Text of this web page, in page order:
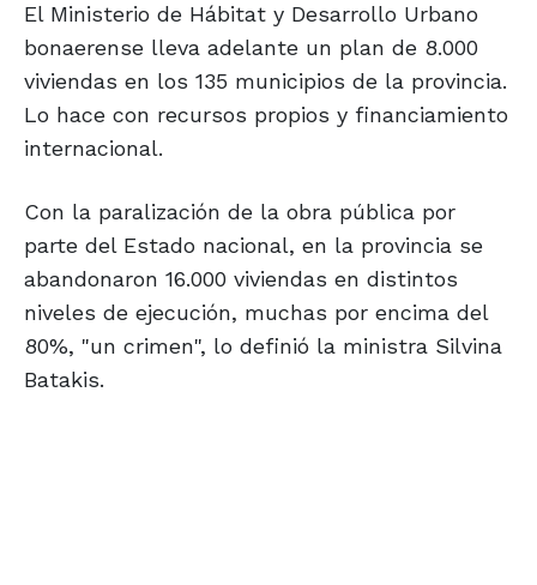
El Ministerio de Hábitat y Desarrollo Urbano
bonaerense lleva adelante un plan de 8.000
viviendas en los 135 municipios de la provincia.
Lo hace con recursos propios y financiamiento
internacional.
Con la paralización de la obra pública por
parte del Estado nacional, en la provincia se
abandonaron 16.000 viviendas en distintos
niveles de ejecución, muchas por encima del
80%, "un crimen", lo definió la ministra Silvina
Batakis.